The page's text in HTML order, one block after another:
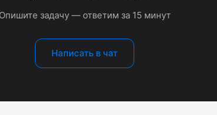
Опишите задачу — ответим за 15 минут
Написать в чат